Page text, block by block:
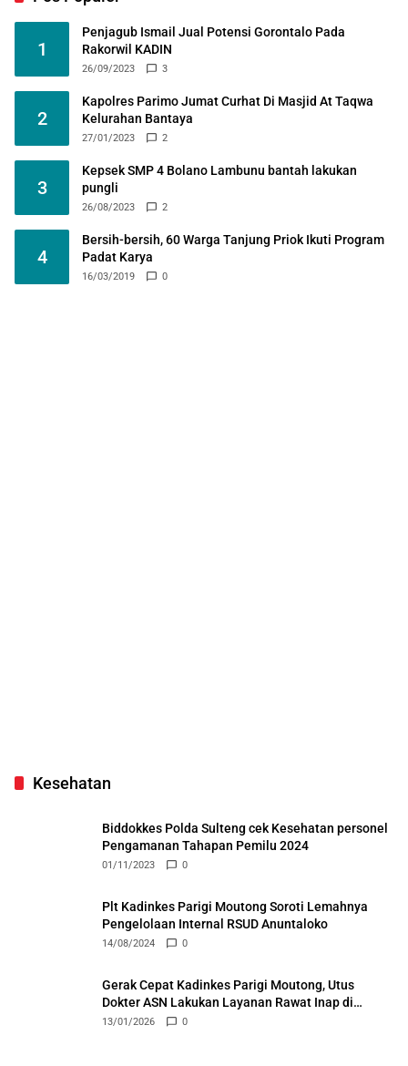
1
Penjagub Ismail Jual Potensi Gorontalo Pada
Rakorwil KADIN
26/09/2023 3
2
Kapolres Parimo Jumat Curhat Di Masjid At Taqwa
Kelurahan Bantaya
27/01/2023 2
3
Kepsek SMP 4 Bolano Lambunu bantah lakukan
pungli
26/08/2023 2
4
Bersih-bersih, 60 Warga Tanjung Priok Ikuti Program
Padat Karya
16/03/2019 0
Kesehatan
Biddokkes Polda Sulteng cek Kesehatan personel
Pengamanan Tahapan Pemilu 2024
01/11/2023 0
Plt Kadinkes Parigi Moutong Soroti Lemahnya
Pengelolaan Internal RSUD Anuntaloko
14/08/2024 0
Gerak Cepat Kadinkes Parigi Moutong, Utus
Dokter ASN Lakukan Layanan Rawat Inap di
Puskesmas Ongka
13/01/2026 0